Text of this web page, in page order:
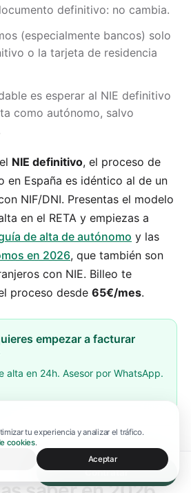
tu experiencia y analizar el tráfico.
cookies.
Aceptar
Contratar
definitivo: no cambia.
(especialmente bancos) solo
o la tarjeta de residencia
es esperar al NIE definitivo
como autónomo, salvo
NIE definitivo, el proceso de
en España es idéntico al de un
NIF/DNI. Presentas el modelo
en el RETA y empiezas a
de alta de autónomo y las
en 2026, que también son
con NIE. Billeo te
proceso desde 65€/mes.
empezar a facturar
alta en 24h. Asesor por WhatsApp.
autónomo: todo lo